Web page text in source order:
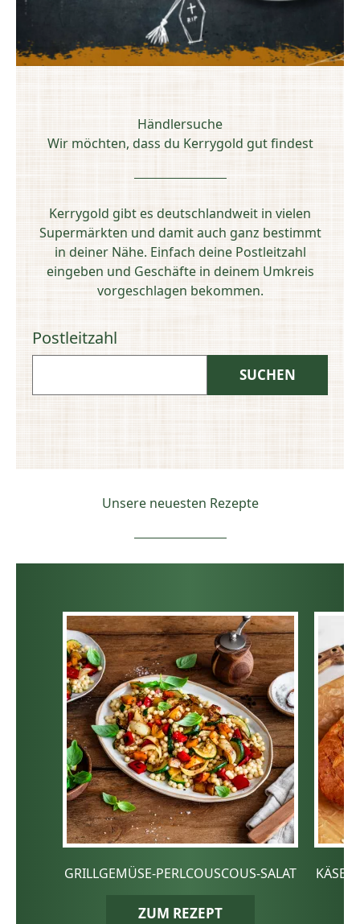
Händlersuche
Wir möchten, dass du Kerrygold gut findest
Kerrygold gibt es deutschlandweit in vielen
Supermärkten und damit auch ganz bestimmt
in deiner Nähe. Einfach deine Postleitzahl
eingeben und Geschäfte in deinem Umkreis
vorgeschlagen bekommen.
Postleitzahl
Unsere neuesten Rezepte
GRILLGEMÜSE-PERLCOUSCOUS-SALAT
ZUM REZEPT
KÄSE-